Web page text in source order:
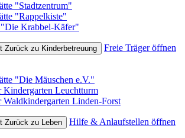
"Stadtzentrum"
"Rappelkiste"
Krabbel-Käfer"
Zurück zu Kinderbetreuung
Freie Träger öffnen
"Die Mäuschen e.V."
Kindergarten Leuchtturm
Waldkindergarten Linden-Forst
Zurück zu Leben
Hilfe & Anlaufstellen öffnen